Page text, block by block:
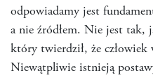
odpowiadamy jest
a nie źródłem. Nie jest tak,
który twierdził, że człowiek
Niewątpliwie istnieją